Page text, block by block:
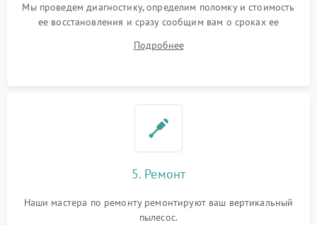
Мы проведем диагностику, определим поломку и стоимость
ее восстановления и сразу сообщим вам о сроках ее
Подробнее
5. Ремонт
Наши мастера по ремонту ремонтируют ваш вертикальный
пылесос.